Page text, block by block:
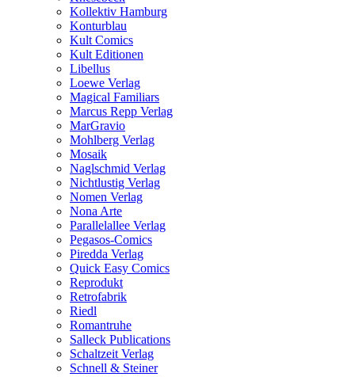
Kollektiv Hamburg
Konturblau
Kult Comics
Kult Editionen
Libellus
Loewe Verlag
Magical Familiars
Marcus Repp Verlag
MarGravio
Mohlberg Verlag
Mosaik
Naglschmid Verlag
Nichtlustig Verlag
Nomen Verlag
Nona Arte
Parallelallee Verlag
Pegasos-Comics
Piredda Verlag
Quick Easy Comics
Reprodukt
Retrofabrik
Riedl
Romantruhe
Salleck Publications
Schaltzeit Verlag
Schnell & Steiner